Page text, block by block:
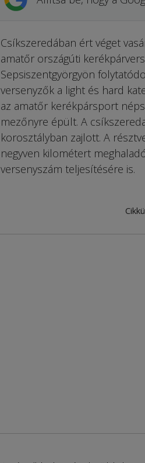
Csíkszeredában ért véget
amatőr országúti
Sepsiszentgyörgyön
versenyzők a light és hard
az amatőr kerékpársport
mezőnyre épült. A
korosztályban zajlott. A
negyven kilométert
versenyszám teljesítésére is.